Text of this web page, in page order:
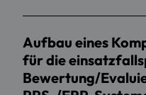
Aufbau eines
für die
Bewertung/